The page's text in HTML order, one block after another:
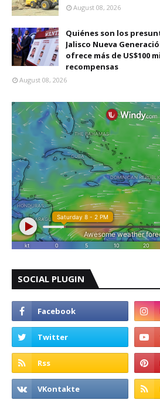
August 08, 2026
Quiénes son los
Jalisco Nueva
ofrece más de US$100
recompensas
August 08, 2026
SOCIAL PLUGIN